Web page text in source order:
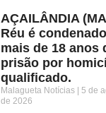
AÇAILÂNDIA
Réu é
mais de 18 anos
prisão por
qualificado.
Malagueta Notícias
5 de
de 2026